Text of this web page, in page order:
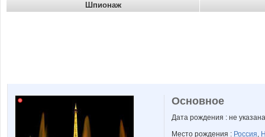
Шпионаж
Основное
Дата рождения : не указана
Место рождения : Россия,